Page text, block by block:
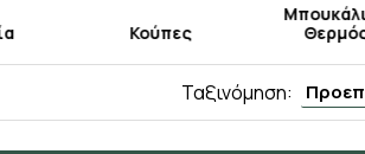
Κούπες
Ταξινόμηση: